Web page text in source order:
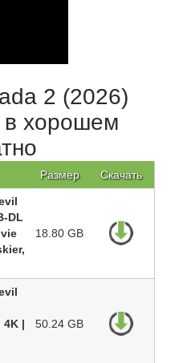
2 (2026)
в хорошем
Размер Скачать
DL
18.80 GB
4K |
50.24 GB